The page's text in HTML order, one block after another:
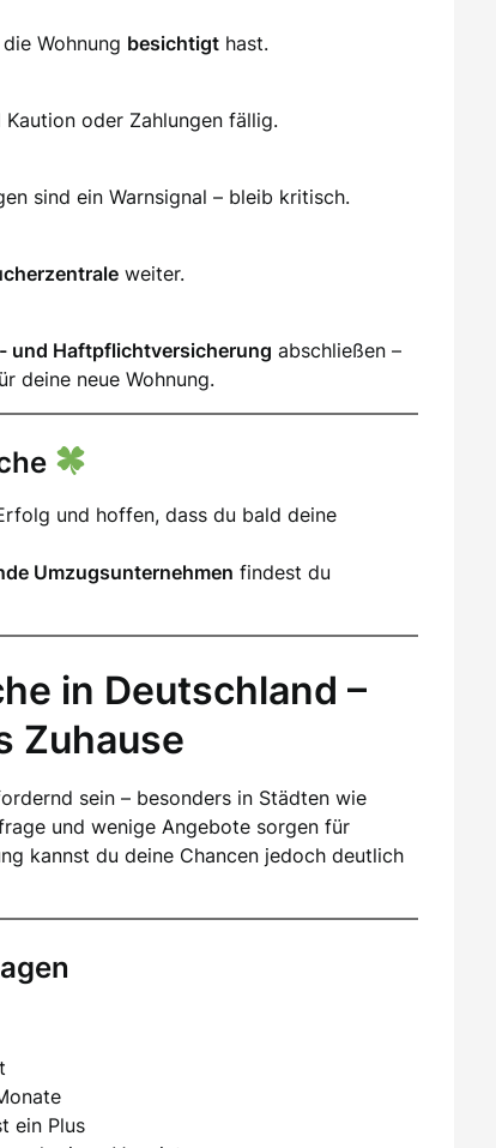
Wohnung besichtigt hast.
Kaution oder Zahlungen fällig.
sind ein Warnsignal – bleib kritisch.
weiter.
und Haftpflichtversicherung abschließen –
deine neue Wohnung.
und hoffen, dass du bald deine
Umzugsunternehmen findest du
in Deutschland –
Zuhause
sein – besonders in Städten wie
und wenige Angebote sorgen für
kannst du deine Chancen jedoch deutlich
ein Plus